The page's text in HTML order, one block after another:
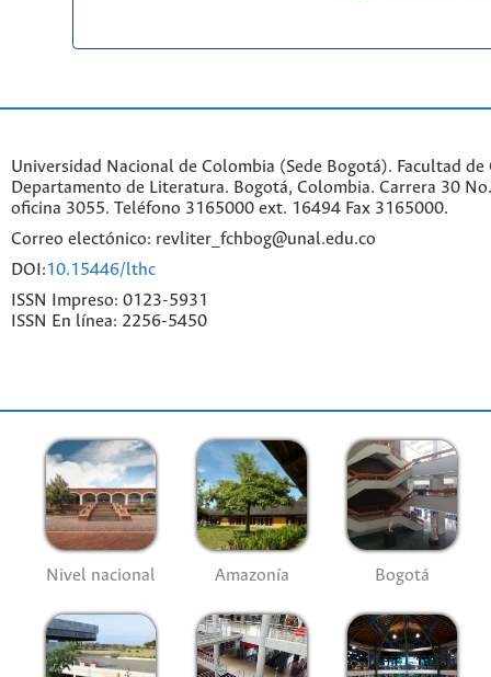
Universidad Nacional de Colombia (Sede Bogotá). Facultad de
Departamento de Literatura. Bogotá, Colombia. Carrera 30
oficina 3055. Teléfono 3165000 ext. 16494 Fax 3165000.
Correo electónico: revliter_fchbog@unal.edu.co
DOI:10.15446/lthc
ISSN Impreso: 0123-5931
ISSN En línea: 2256-5450
Nivel nacional Amazonía Bogotá